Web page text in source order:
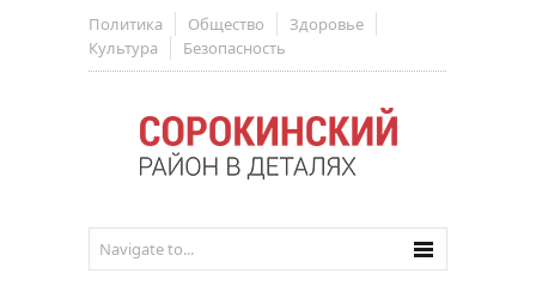
Политика Общество
Здоровье
Культура
Безопасность